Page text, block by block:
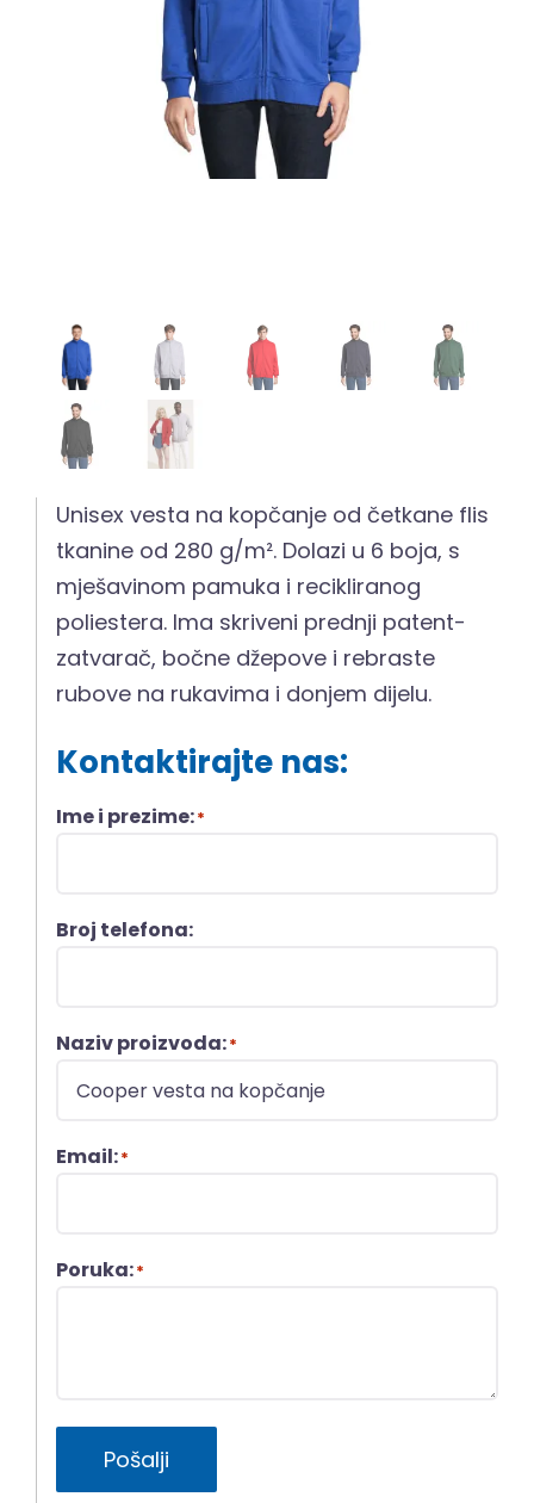
Unisex vesta na kopčanje od četkane flis
tkanine od 280 g/m². Dolazi u 6 boja, s
mješavinom pamuka i recikliranog
poliestera. Ima skriveni prednji patent-
zatvarač, bočne džepove i rebraste
rubove na rukavima i donjem dijelu.
Kontaktirajte nas:
Ime i prezime:*
Broj telefona:
Naziv proizvoda:*
Email:*
Poruka:*
Pošalji